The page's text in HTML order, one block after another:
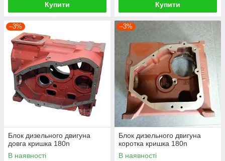
Купити Купити
–3%
Блок дизельного двигуна
довга кришка 180n
В наявності
–3%
Блок дизельного двигуна
коротка кришка 180n
В наявності